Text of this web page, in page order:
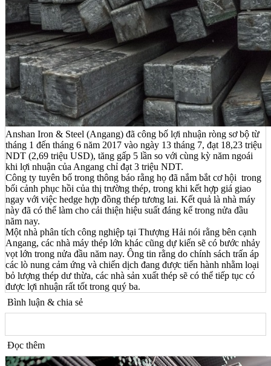
Anshan Iron & Steel (Angang) đã công bố lợi nhuận ròng sơ bộ từ
tháng 1 đến tháng 6 năm 2017 vào ngày 13 tháng 7, đạt 18,23 triệu
NDT (2,69 triệu USD), tăng gấp 5 lần so với cùng kỳ năm ngoái
khi lợi nhuận của Angang chỉ đạt 3 triệu NDT.
Công ty tuyên bố trong thông báo rằng họ đã nắm bắt cơ hội trong
bối cảnh phục hồi của thị trường thép, trong khi kết hợp giá giao
ngay với việc hedge hợp đồng thép tương lai. Kết quả là nhà máy
này đã có thể làm cho cải thiện hiệu suất đáng kể trong nửa đầu
năm nay.
Một nhà phân tích công nghiệp tại Thượng Hải nói rằng bên cạnh
Angang, các nhà máy thép lớn khác cũng dự kiến sẽ có bước nhảy
vọt lớn trong nửa đầu năm nay. Ông tin rằng do chính sách trấn áp
các lò nung cảm ứng và chiến dịch đang được tiến hành nhằm loại
bỏ lượng thép dư thừa, các nhà sản xuất thép sẽ có thể tiếp tục có
được lợi nhuận rất tốt trong quý ba.
Bình luận & chia sẻ
Đọc thêm